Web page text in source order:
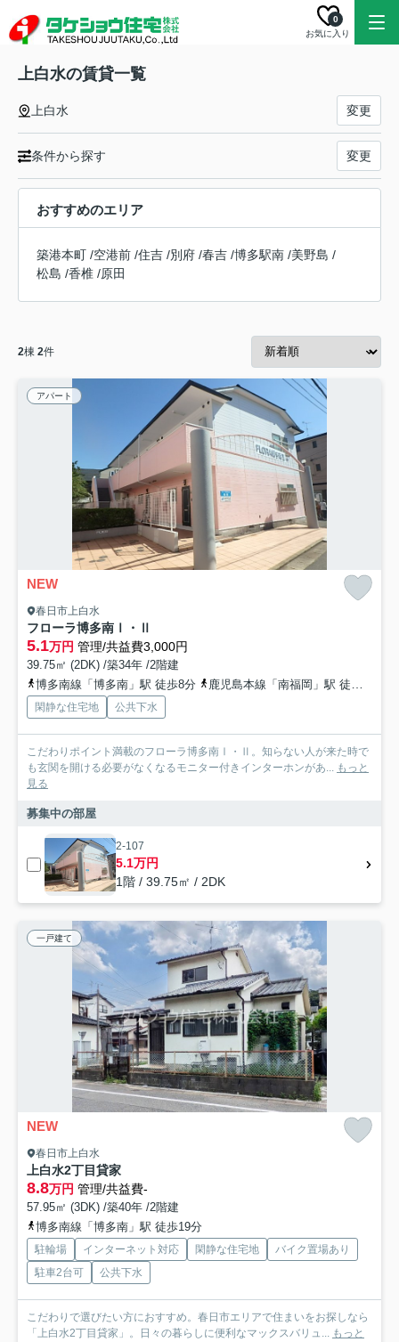
お気に入り
0
上白水の賃貸一覧
上白水 変更
条件から探す 変更
おすすめのエリア
築港本町 /空港前 /住吉 /別府 /春吉 /博多駅南 /美野島 /
松島 /香椎 /原田
2棟 2件
アパート
NEW
春日市上白水
フローラ博多南Ⅰ・Ⅱ
5.1万円 管理/共益費3,000円
39.75㎡ (2DK) /築34年 /2階建
博多南線「博多南」駅 徒歩8分
鹿児島本線「南福岡」駅 徒歩47分
閑静な住宅地 公共下水
こだわりポイント満載のフローラ博多南Ⅰ・Ⅱ。知らない人が来た時で
も玄関を開ける必要がなくなるモニター付きインターホンがあ... もっと
見る
募集中の部屋
2-107
5.1万円
1階 / 39.75㎡ / 2DK
一戸建て
NEW
春日市上白水
上白水2丁目貸家
8.8万円 管理/共益費-
57.95㎡ (3DK) /築40年 /2階建
博多南線「博多南」駅 徒歩19分
駐輪場 インターネット対応 閑静な住宅地
バイク置場あり
駐車2台可
公共下水
こだわりで選びたい方におすすめ。春日市エリアで住まいをお探しなら
「上白水2丁目貸家」。日々の暮らしに便利なマックスバリュ... もっと